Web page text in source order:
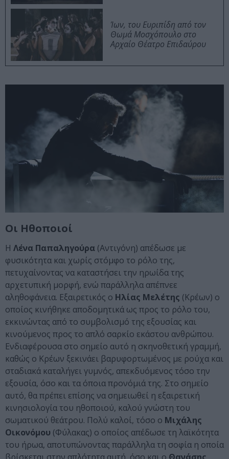
Ίων, του Ευριπίδη από τον
Θωμά Μοσχόπουλο στο
Αρχαίο Θέατρο Επιδαύρου
Οι Ηθοποιοί
Η Λένα Παπαληγούρα (Αντιγόνη) απέδωσε με
φυσικότητα και χωρίς στόμφο το ρόλο της,
πετυχαίνοντας να καταστήσει την ηρωίδα της
αρχετυπική μορφή, ενώ παράλληλα απέπνεε
αληθοφάνεια. Εξαιρετικός ο Ηλίας Μελέτης (Κρέων) ο
οποίος κινήθηκε αποδομητικά ως προς το ρόλο του,
εκκινώντας από το συμβολισμό της εξουσίας και
κινούμενος προς το απλό σαρκίο εκάστου ανθρώπου.
Ενδιαφέρουσα στο σημείο αυτό η σκηνοθετική γραμμή,
καθώς ο Κρέων ξεκινάει βαρυφορτωμένος με ρούχα και
σταδιακά καταλήγει γυμνός, απεκδυόμενος τόσο την
εξουσία, όσο και τα όποια προνόμιά της. Στο σημείο
αυτό, θα πρέπει επίσης να σημειωθεί η εξαιρετική
κινησιολογία του ηθοποιού, καλού γνώστη του
σωματικού θεάτρου. Πολύ καλοί, τόσο ο Μιχάλης
Οικονόμου (Φύλακας) ο οποίος απέδωσε τη λαϊκότητα
του ήρωα, αποτυπώνοντας παράλληλα τη σοφία η οποία